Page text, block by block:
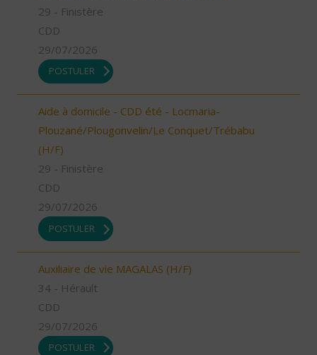
29 - Finistère
CDD
29/07/2026
POSTULER
Aide à domicile - CDD été - Locmaria-
Plouzané/Plougonvelin/Le Conquet/Trébabu
(H/F)
29 - Finistère
CDD
29/07/2026
POSTULER
Auxiliaire de vie MAGALAS (H/F)
34 - Hérault
CDD
29/07/2026
POSTULER